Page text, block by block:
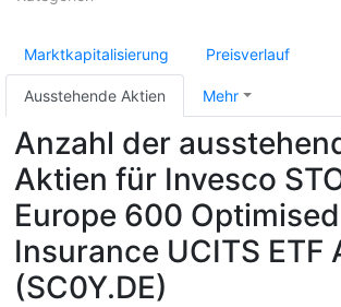
Marktkapitalisierung Preisverlauf
Ausstehende Aktien Mehr
Anzahl der
Aktien für Invesco
Europe 600 Optimised
Insurance UCITS ETF
(SC0Y.DE)